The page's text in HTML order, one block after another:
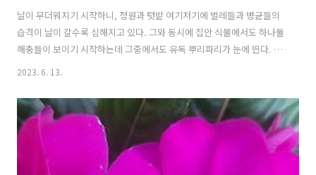
날이 무더워지기 시작하니, 정원과 텃밭 여기저기에 벌레들과 병균들의
습격이 날이 갈수록 심해지고 있다. 그와 동시에 집안 식물에서도 하나둘
해충들이 보이기 시작하는데 그중에서도 유독 뿌리파리가 눈에 띈다. 이
번글은 진딧물, 응애보다 더 징글 징글한 뿌리파리 없애는 방법에 대해서
없애기 1. 뿌리파리 특징버섯파리 종류 중 하나인 뿌리파리는 과습 한 흙
속에서 알을 낳고 애벌레들이 식물의 뿌리를 파고들어 가 급기야는 식물
을 죽게 만드는 해충들 중 하나이다. 크기는 초파리보다도 작아서 손으로
도 잘 안 잡히고 파리채나 전기파리채를 휘둘러 보아도 잡기가 여간 어렵
지가 않다. 식물에 좋다고 쌀뜨물이나 우유팩을 헹군 물, 깻묵 등을 집안
2023. 6. 13.